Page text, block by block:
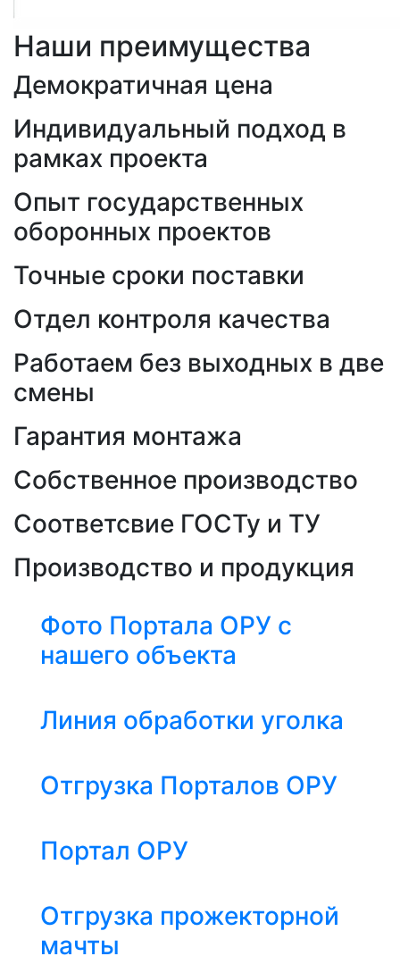
Наши преимущества
Демократичная цена
Индивидуальный подход в
рамках проекта
Опыт государственных
оборонных проектов
Точные сроки поставки
Отдел контроля качества
Работаем без выходных в две
смены
Гарантия монтажа
Собственное производство
Соответсвие ГОСТу и ТУ
Производство и продукция
Фото Портала ОРУ с
нашего объекта
Линия обработки уголка
Отгрузка Порталов ОРУ
Портал ОРУ
Отгрузка прожекторной
мачты